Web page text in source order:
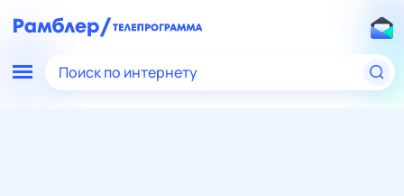
Поиск по интернету